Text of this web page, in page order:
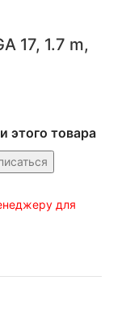
17, 1.7 m,
этого товара
для